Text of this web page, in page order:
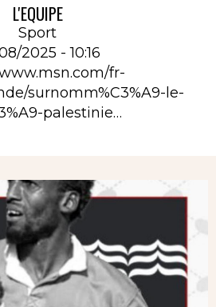
L'EQUIPE
Sport
2025 - 10:16
fr-
surnomm%C3%A9-le-
palestinie…